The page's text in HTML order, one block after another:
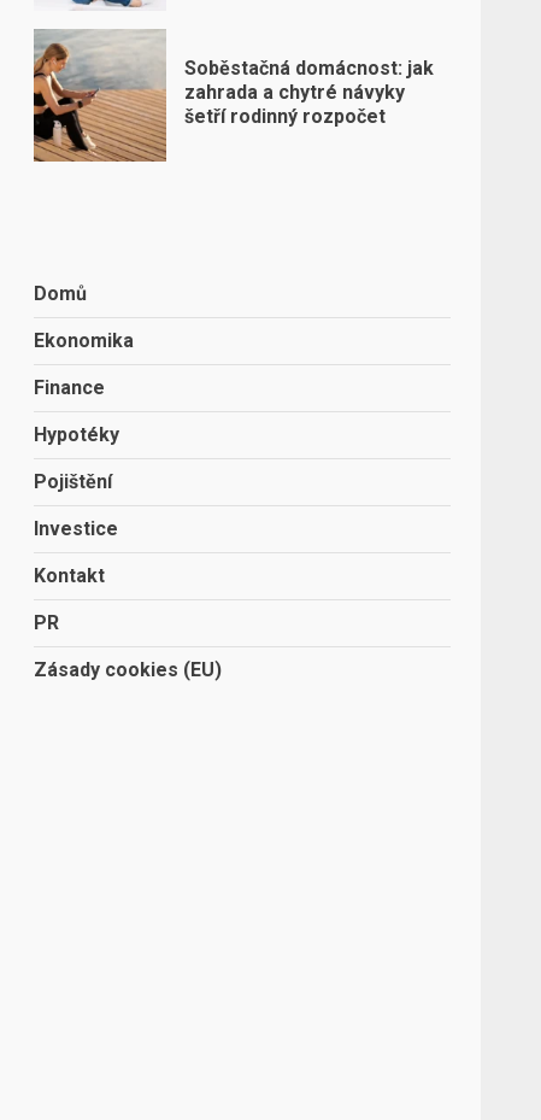
Soběstačná domácnost: jak
zahrada a chytré návyky
šetří rodinný rozpočet
Domů
Ekonomika
Finance
Hypotéky
Pojištění
Investice
Kontakt
PR
Zásady cookies (EU)